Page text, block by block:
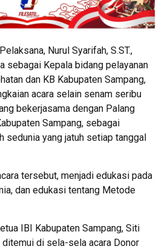
Nurul Syarifah, S.ST.,
sebagai Kepala bidang pelayanan
dan KB Kabupaten Sampang,
acara selain senam seribu
bekerjasama dengan Palang
Sampang, sebagai
sedunia yang jatuh setiap tanggal
tersebut, menjadi edukasi pada
dan edukasi tentang Metode
IBI Kabupaten Sampang, Siti
ditemui di sela-sela acara Donor